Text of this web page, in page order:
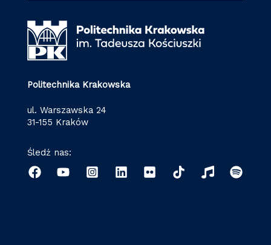
Politechnika Krakowska
ul. Warszawska 24
31-155 Kraków
Śledź nas: